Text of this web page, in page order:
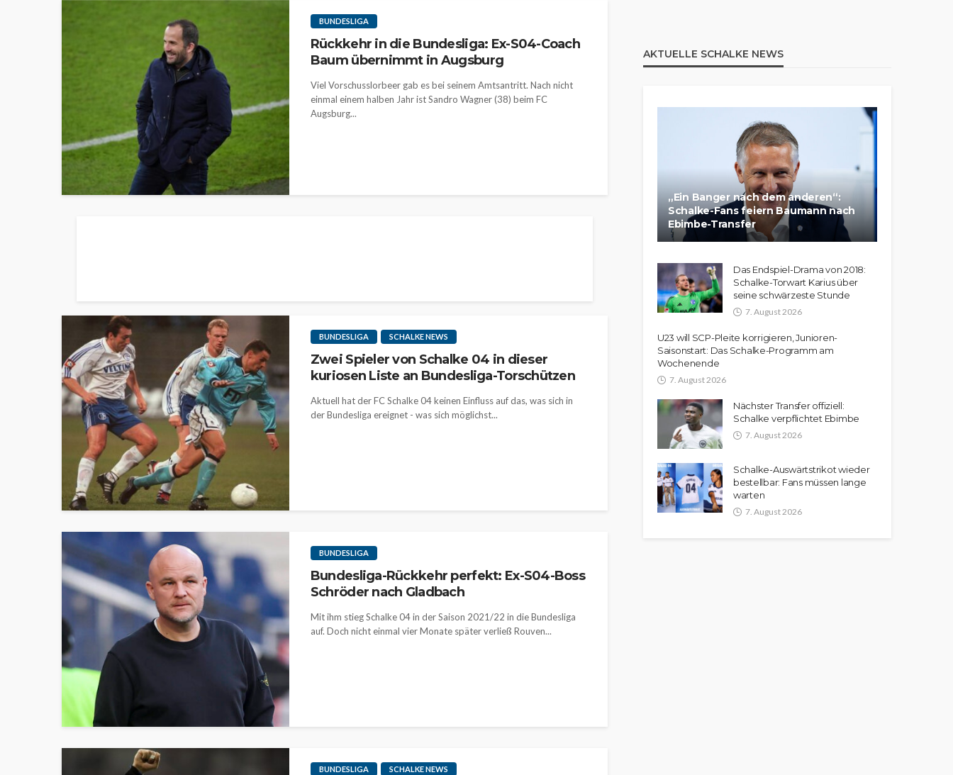
BUNDESLIGA
Rückkehr in die Bundesliga: Ex-S04-Coach
Baum übernimmt in Augsburg
Viel Vorschusslorbeer gab es bei seinem Amtsantritt. Nach nicht
einmal einem halben Jahr ist Sandro Wagner (38) beim FC
Augsburg...
BUNDESLIGA SCHALKE NEWS
Zwei Spieler von Schalke 04 in dieser
kuriosen Liste an Bundesliga-Torschützen
Aktuell hat der FC Schalke 04 keinen Einfluss auf das, was sich in
der Bundesliga ereignet - was sich möglichst...
BUNDESLIGA
Bundesliga-Rückkehr perfekt: Ex-S04-Boss
Schröder nach Gladbach
Mit ihm stieg Schalke 04 in der Saison 2021/22 in die Bundesliga
auf. Doch nicht einmal vier Monate später verließ Rouven...
BUNDESLIGA SCHALKE NEWS
AKTUELLE SCHALKE NEWS
„Ein Banger nach dem anderen“:
Schalke-Fans feiern Baumann nach
Ebimbe-Transfer
Das Endspiel-Drama von 2018:
Schalke-Torwart Karius über
seine schwärzeste Stunde
7. August 2026
U23 will SCP-Pleite korrigieren, Junioren-
Saisonstart: Das Schalke-Programm am
Wochenende
7. August 2026
Nächster Transfer offiziell:
Schalke verpflichtet Ebimbe
7. August 2026
Schalke-Auswärtstrikot wieder
bestellbar: Fans müssen lange
warten
7. August 2026